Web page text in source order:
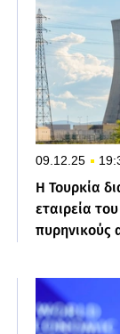
09.12.25
Η Τουρκία
εταιρεία
πυρηνικούς